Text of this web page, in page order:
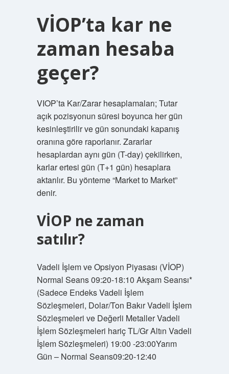
VİOP’ta kar ne
zaman hesaba
geçer?
VIOP’ta Kar/Zarar hesaplamaları; Tutar
açık pozisyonun süresi boyunca her gün
kesinleştirilir ve gün sonundaki kapanış
oranına göre raporlanır. Zararlar
hesaplardan aynı gün (T-day) çekilirken,
karlar ertesi gün (T+1 gün) hesaplara
aktarılır. Bu yönteme “Market to Market”
denir.
VİOP ne zaman
satılır?
Vadeli İşlem ve Opsiyon Piyasası (VİOP)
Normal Seans 09:20-18:10 Akşam Seansı*
(Sadece Endeks Vadeli İşlem
Sözleşmeleri, Dolar/Ton Bakır Vadeli İşlem
Sözleşmeleri ve Değerli Metaller Vadeli
İşlem Sözleşmeleri hariç TL/Gr Altın Vadeli
İşlem Sözleşmeleri) 19:00 -23:00Yarım
Gün – Normal Seans09:20-12:40